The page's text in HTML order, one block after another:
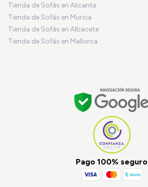
Tienda de Sofás en Alicante
Tienda de Sofás en Murcia
Tienda de Sofás en Albacete
Tienda de Sofás en Mallorca
Pago 100% seguro